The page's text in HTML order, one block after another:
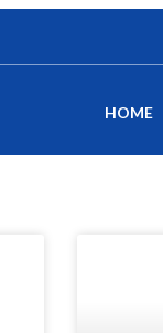
HOME